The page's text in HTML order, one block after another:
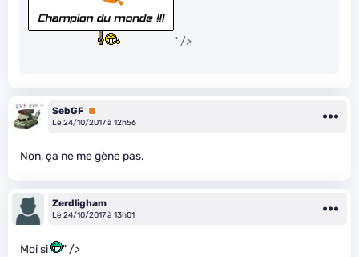
" />
SebGF Premium
Le 24/10/2017 à 12h56
Non, ça ne me gène pas.
Zerdligham
Le 24/10/2017 à 13h01
Moi si " />